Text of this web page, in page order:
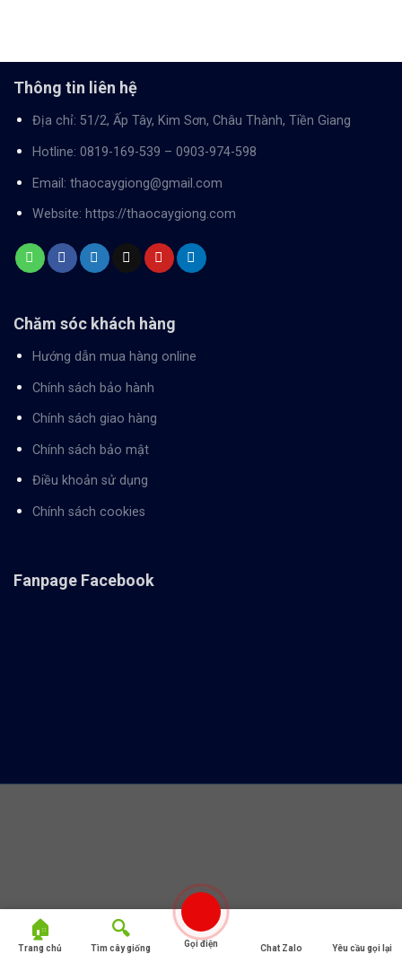
Thông tin liên hệ
Địa chỉ: 51/2, Ấp Tây, Kim Sơn, Châu Thành, Tiền Giang
Hotline: 0819-169-539 – 0903-974-598
Email: thaocaygiong@gmail.com
Website: https://thaocaygiong.com
Chăm sóc khách hàng
Hướng dẫn mua hàng online
Chính sách bảo hành
Chính sách giao hàng
Chính sách bảo mật
Điều khoản sử dụng
Chính sách cookies
Fanpage Facebook
Trang chủ Tìm cây giống Gọi điện Chat Zalo Yêu cầu gọi lại